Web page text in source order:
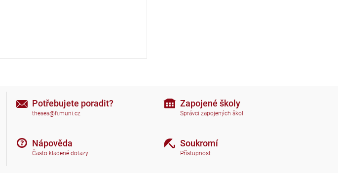
Potřebujete poradit?
theses@fi.muni.cz
Nápověda
Často kladené dotazy
Zapojené školy
Správci zapojených škol
Soukromí
Přístupnost